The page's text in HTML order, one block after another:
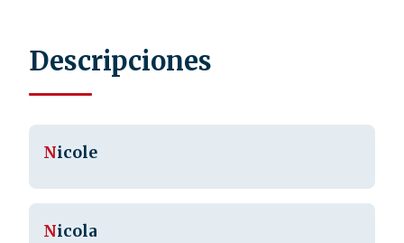
Descripciones
Nicole
Nicola